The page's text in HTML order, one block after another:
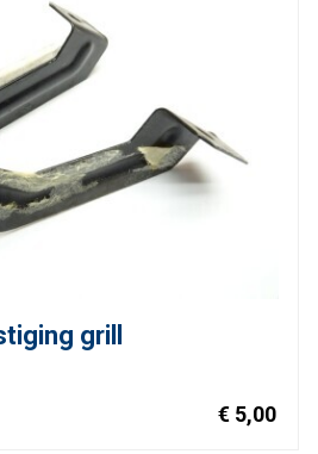
grill
€ 5,00